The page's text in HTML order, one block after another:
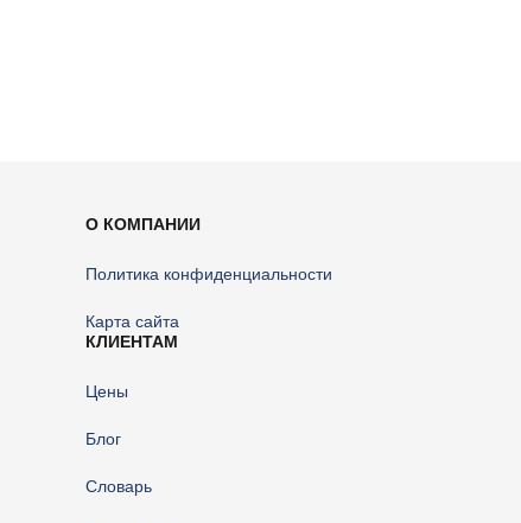
О КОМПАНИИ
Политика конфиденциальности
Карта сайта
КЛИЕНТАМ
Цены
Блог
Словарь